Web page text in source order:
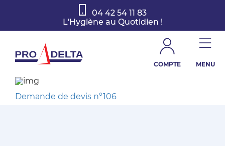
04 42 54 11 83
L'Hygiène au Quotidien !
COMPTE MENU
Demande de devis n°106